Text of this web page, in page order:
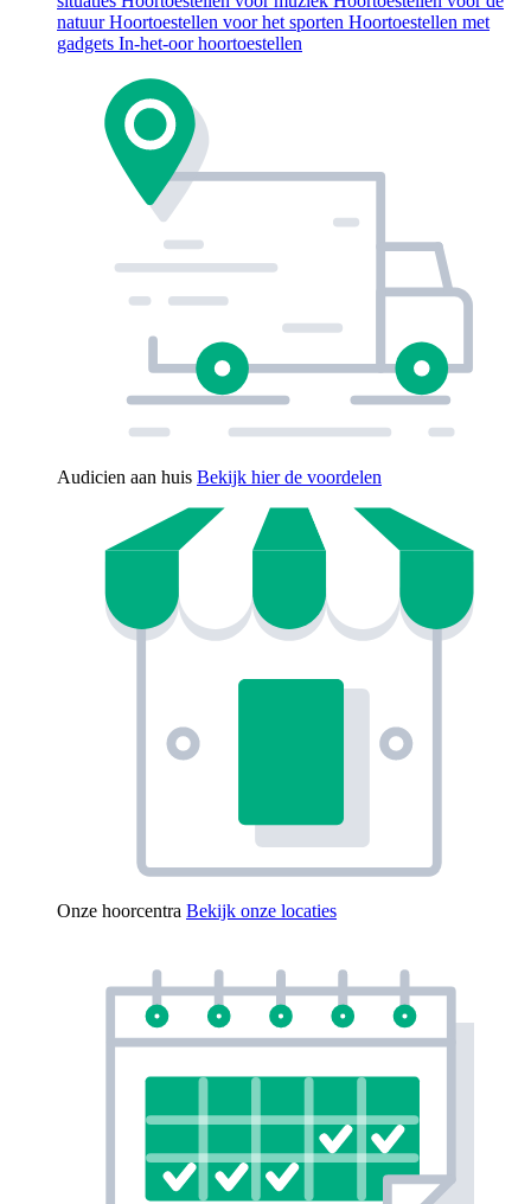
natuurHoortoestellen voor het sporten Hoortoestellen met
gadgets In-het-oor hoortoestellen
Audicien aan huis Bekijk hier de voordelen
Onze hoorcentra Bekijk onze locaties